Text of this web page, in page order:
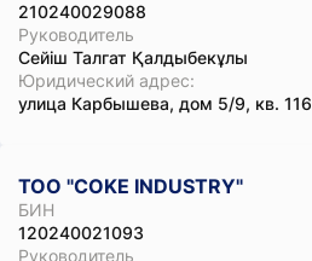
210240029088
Руководитель
Сейіш Талгат Қалдыбекұлы
Юридический адрес:
улица Карбышева, дом 5/9, кв. 116
ТОО "COKE INDUSTRY"
БИН
120240021093
Руководитель